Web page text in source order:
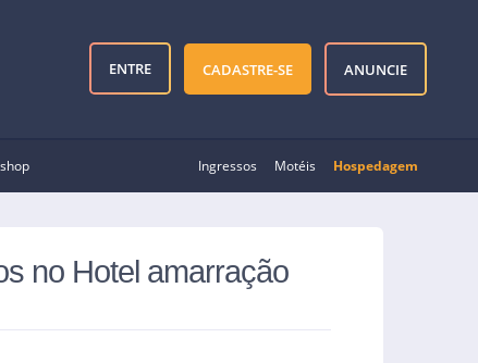
ENTRE CADASTRE-SE ANUNCIE
Ingressos Motéis Hospedagem
no Hotel amarração